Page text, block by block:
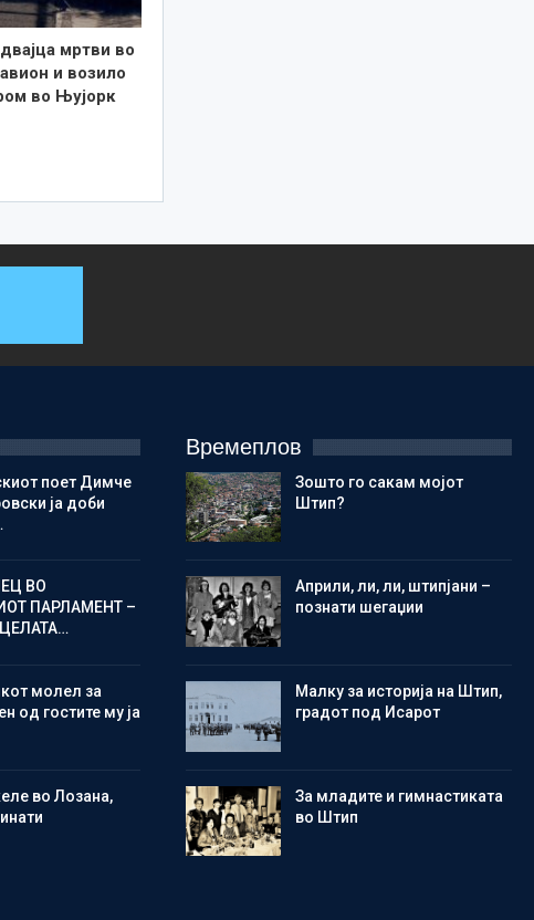
мртви во
и возило
во Њујорк
поет Димче
ја доби
ВО
ПАРЛАМЕНТ –
молел за
од гостите му ја
во Лозана,
Времеплов
Зошто го сакам мојот
Штип?
Aприли, ли, ли, штипјани –
познати шегаџии
Малку за историја на Штип,
градот под Исарот
Зa младите и гимнастиката
во Штип